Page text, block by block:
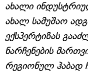
ახალი
ახალ სამუშაო
ექსპერტიზას
ნარჩენების
რეგიონულ ჰაბად